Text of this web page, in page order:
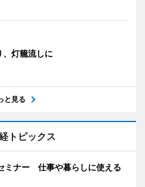
、灯籠流しに
と見る
トピックス
ミナー 仕事や暮らしに使える